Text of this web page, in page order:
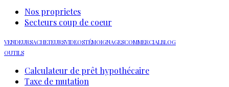
Nos proprietes
Secteurs coup de coeur
VENDEURSACHETEURSVIDEOSTÉMOIGNAGESCOMMERCIALBLOG
OUTILS
Calculateur de prêt hypothécaire
Taxe de mutation